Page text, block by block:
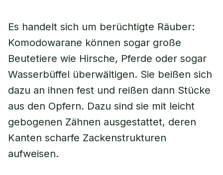
Es handelt sich um berüchtigte Räuber:
Komodowarane können sogar große
Beutetiere wie Hirsche, Pferde oder sogar
Wasserbüffel überwältigen. Sie beißen sich
dazu an ihnen fest und reißen dann Stücke
aus den Opfern. Dazu sind sie mit leicht
gebogenen Zähnen ausgestattet, deren
Kanten scharfe Zackenstrukturen
aufweisen.